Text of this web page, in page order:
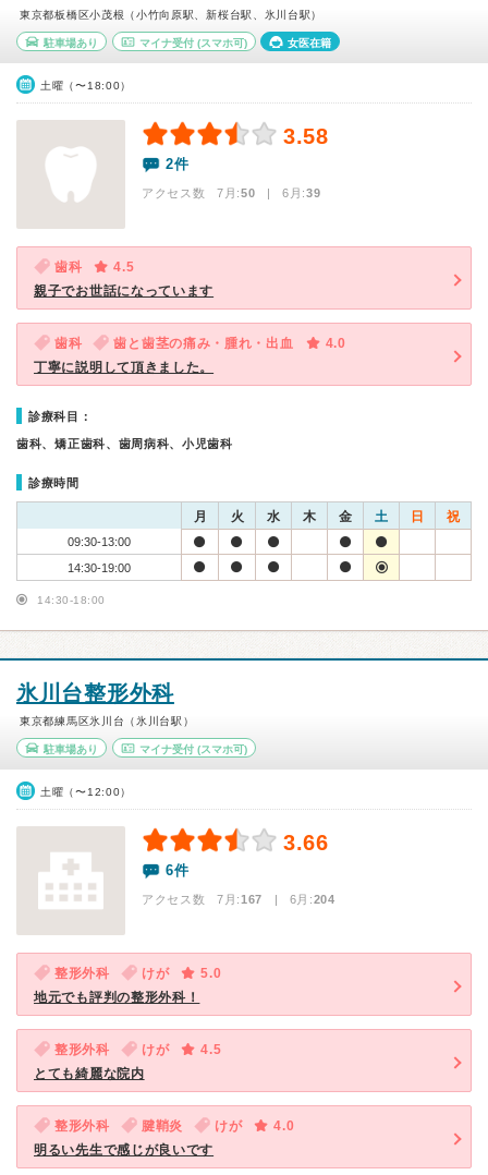
東京都板橋区小茂根（小竹向原駅、新桜台駅、氷川台駅）
駐車場あり マイナ受付(スマホ可) 女医在籍
土曜（〜18:00）
3.58
2件
アクセス数 7月:50 | 6月:39
歯科
4.5
親子でお世話になっています
歯科 歯と歯茎の痛み・腫れ・出血
4.0
丁寧に説明して頂きました。
診療科目：
歯科、矯正歯科、歯周病科、小児歯科
診療時間
月 火 水 木 金 土 日 祝
09:30-13:00
14:30-19:00
14:30-18:00
氷川台整形外科
東京都練馬区氷川台（氷川台駅）
駐車場あり マイナ受付(スマホ可)
土曜（〜12:00）
3.66
6件
アクセス数 7月:167 | 6月:204
整形外科 けが
5.0
地元でも評判の整形外科！
整形外科 けが
4.5
とても綺麗な院内
整形外科 腱鞘炎 けが
4.0
明るい先生で感じが良いです